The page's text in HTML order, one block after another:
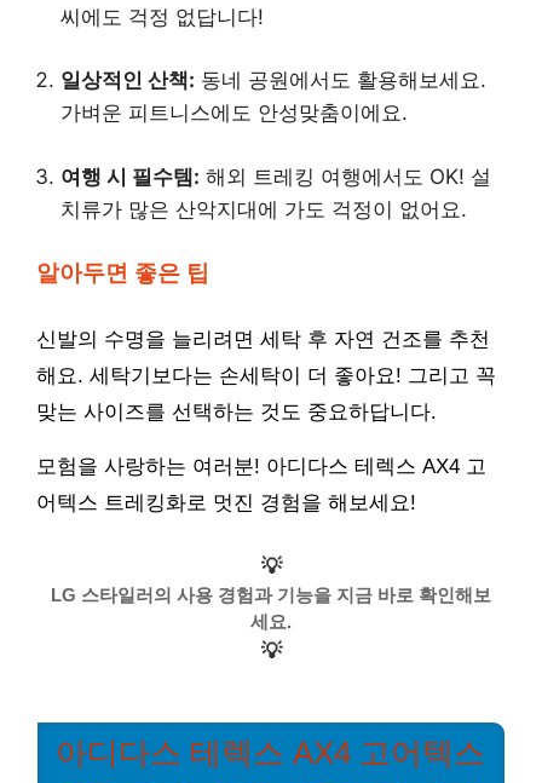
씨에도 걱정 없답니다!
일상적인 산책: 동네 공원에서도 활용해보세요.
가벼운 피트니스에도 안성맞춤이에요.
여행 시 필수템: 해외 트레킹 여행에서도 OK! 설
치류가 많은 산악지대에 가도 걱정이 없어요.
알아두면 좋은 팁
신발의 수명을 늘리려면 세탁 후 자연 건조를 추천
해요. 세탁기보다는 손세탁이 더 좋아요! 그리고 꼭
맞는 사이즈를 선택하는 것도 중요하답니다.
모험을 사랑하는 여러분! 아디다스 테렉스 AX4 고
어텍스 트레킹화로 멋진 경험을 해보세요!
💡
LG 스타일러의 사용 경험과 기능을 지금 바로 확인해보
세요.
💡
아디다스 테렉스 AX4 고어텍스